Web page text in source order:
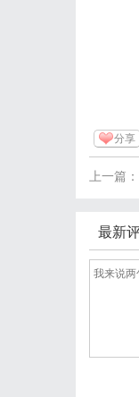
分享
上一篇
最新